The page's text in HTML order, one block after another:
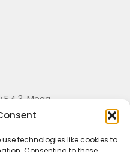
use technologies like cookies to
Mega